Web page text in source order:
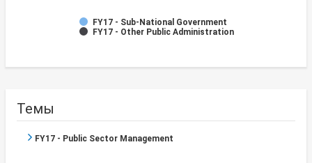
FY17 - Sub-National Government
FY17 - Other Public Administration
Темы
FY17 - Public Sector Management